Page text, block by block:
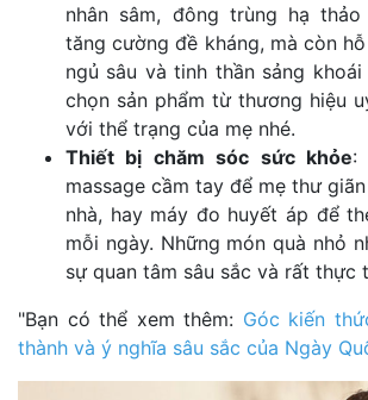
nhân sâm, đông trùng hạ
tăng cường đề kháng, mà còn
ngủ sâu và tinh thần sảng
chọn sản phẩm từ thương hiệu
với thể trạng của mẹ nhé.
Thiết bị chăm sóc sức khỏe:
massage cầm tay để mẹ thư
nhà, hay máy đo huyết áp để
mỗi ngày. Những món quà nhỏ
sự quan tâm sâu sắc và rất thực
"Bạn có thể xem thêm: Góc kiến
thành và ý nghĩa sâu sắc của Ngày